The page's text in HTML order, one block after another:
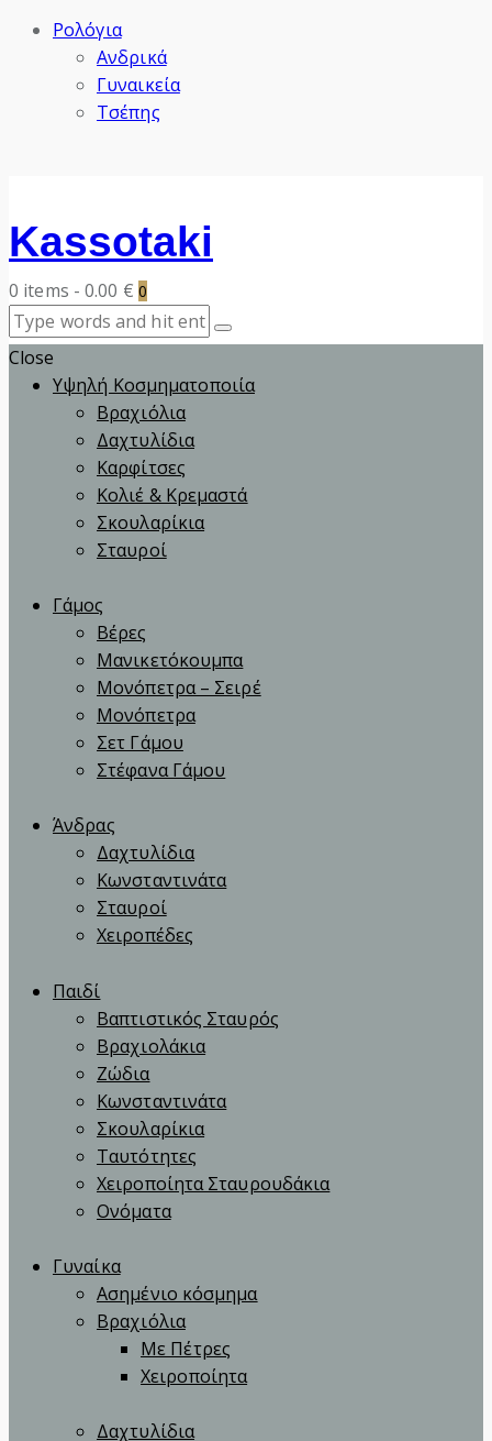
Ρολόγια
Ανδρικά
Γυναικεία
Τσέπης
Kassotaki
0 items - 0.00 € 0
Close
Υψηλή Κοσμηματοποιία
Βραχιόλια
Δαχτυλίδια
Καρφίτσες
Κολιέ & Κρεμαστά
Σκουλαρίκια
Σταυροί
Γάμος
Βέρες
Μανικετόκουμπα
Μονόπετρα – Σειρέ
Μονόπετρα
Σετ Γάμου
Στέφανα Γάμου
Άνδρας
Δαχτυλίδια
Κωνσταντινάτα
Σταυροί
Χειροπέδες
Παιδί
Βαπτιστικός Σταυρός
Βραχιολάκια
Ζώδια
Κωνσταντινάτα
Σκουλαρίκια
Ταυτότητες
Χειροποίητα Σταυρουδάκια
Ονόματα
Γυναίκα
Ασημένιο κόσμημα
Βραχιόλια
Με Πέτρες
Χειροποίητα
Δαχτυλίδια